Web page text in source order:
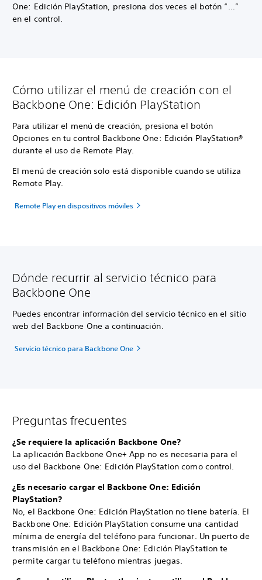
One: Edición PlayStation, presiona dos veces el botón “…”
en el control.
Cómo utilizar el menú de creación con el
Backbone One: Edición PlayStation
Para utilizar el menú de creación, presiona el botón
Opciones en tu control Backbone One: Edición PlayStation®
durante el uso de Remote Play.
El menú de creación solo está disponible cuando se utiliza
Remote Play.
Remote Play en dispositivos móviles
Dónde recurrir al servicio técnico para
Backbone One
Puedes encontrar información del servicio técnico en el sitio
web del Backbone One a continuación.
Servicio técnico para Backbone One
Preguntas frecuentes
¿Se requiere la aplicación Backbone One?
La aplicación Backbone One+ App no es necesaria para el
uso del Backbone One: Edición PlayStation como control.
¿Es necesario cargar el Backbone One: Edición
PlayStation?
No, el Backbone One: Edición PlayStation no tiene batería. El
Backbone One: Edición PlayStation consume una cantidad
mínima de energía del teléfono para funcionar. Un puerto de
transmisión en el Backbone One: Edición PlayStation te
permite cargar tu teléfono mientras juegas.